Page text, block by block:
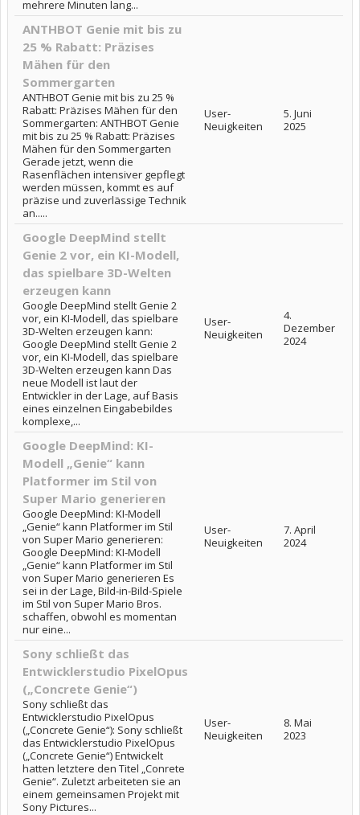
mehrere Minuten lang...
ANTHBOT Genie mit bis zu
25 % Rabatt: Präzises
Mähen für den
Sommergarten
ANTHBOT Genie mit bis zu 25 %
Rabatt: Präzises Mähen für den
Sommergarten: ANTHBOT Genie
mit bis zu 25 % Rabatt: Präzises
Mähen für den Sommergarten
Gerade jetzt, wenn die
Rasenflächen intensiver gepflegt
werden müssen, kommt es auf
präzise und zuverlässige Technik
an.....
User-
Neuigkeiten
5. Juni
2025
Google DeepMind stellt
Genie 2 vor, ein KI-Modell,
das spielbare 3D-Welten
erzeugen kann
Google DeepMind stellt Genie 2
vor, ein KI-Modell, das spielbare
3D-Welten erzeugen kann:
Google DeepMind stellt Genie 2
vor, ein KI-Modell, das spielbare
3D-Welten erzeugen kann Das
neue Modell ist laut der
Entwickler in der Lage, auf Basis
eines einzelnen Eingabebildes
komplexe,...
User-
Neuigkeiten
4.
Dezember
2024
Google DeepMind: KI-
Modell „Genie“ kann
Platformer im Stil von
Super Mario generieren
Google DeepMind: KI-Modell
„Genie“ kann Platformer im Stil
von Super Mario generieren:
Google DeepMind: KI-Modell
„Genie“ kann Platformer im Stil
von Super Mario generieren Es
sei in der Lage, Bild-in-Bild-Spiele
im Stil von Super Mario Bros.
schaffen, obwohl es momentan
nur eine...
User-
Neuigkeiten
7. April
2024
Sony schließt das
Entwicklerstudio PixelOpus
(„Concrete Genie“)
Sony schließt das
Entwicklerstudio PixelOpus
(„Concrete Genie“): Sony schließt
das Entwicklerstudio PixelOpus
(„Concrete Genie“) Entwickelt
hatten letztere den Titel „Conrete
Genie“. Zuletzt arbeiteten sie an
einem gemeinsamen Projekt mit
Sony Pictures...
User-
Neuigkeiten
8. Mai
2023